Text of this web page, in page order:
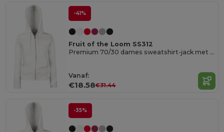
-41%
Fruit of the Loom SS312
Premium 70/30 dames sweatshirt-jack met capuchon
Vanaf:
€18.58€31.44
-35%